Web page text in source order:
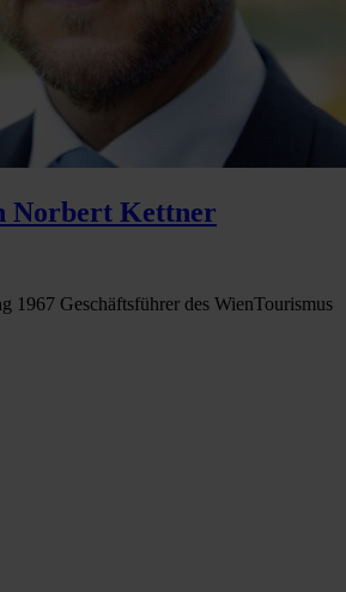
Norbert Kettner
1967 Geschäftsführer des WienTourismus